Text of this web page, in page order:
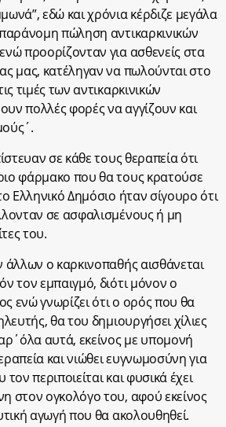
εδώ και χρόνια κέρδιζε μεγάλα
πώληση αντικαρκινικών
προορίζονταν για ασθενείς στα
μας, κατέληγαν να πωλούνται στο
τιμές των αντικαρκινικών
πολλές φορές να αγγίζουν και
σε κάθε τους θεραπεία ότι
φάρμακο που θα τους κρατούσε
Ελληνικό Δημόσιο ήταν σίγουρο ότι
σε ασφαλισμένους ή μη
του.
ο καρκινοπαθής αισθάνεται
τον εμπαιγμό, διότι μόνον ο
ενώ γνωρίζει ότι ο ορός που θα
θα του δημιουργήσει χίλιες
αυτά, εκείνος με υπομονή
και νιώθει ευγνωμοσύνη για
περιποιείται και φυσικά έχει
στον ογκολόγο του, αφού εκείνος
αγωγή που θα ακολουθηθεί.